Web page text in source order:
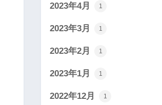
2023年4月 1
2023年3月 1
2023年2月 1
2023年1月 1
2022年12月 1